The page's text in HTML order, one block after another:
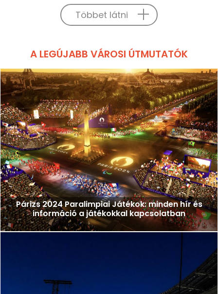
Többet látni
A LEGÚJABB VÁROSI ÚTMUTATÓK
Párizs 2024 Paralimpiai Játékok: minden hír és
információ a játékokkal kapcsolatban